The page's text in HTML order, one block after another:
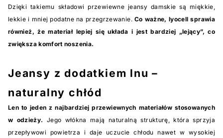
Dzięki takiemu składowi przewiewne jeansy damskie są miękkie,
lekkie i mniej podatne na przegrzewanie. Co ważne, lyocell sprawia
również, że materiał lepiej się układa i jest bardziej „lejący”, co
zwiększa komfort noszenia.
Jeansy z dodatkiem lnu –
naturalny chłód
Len to jeden z najbardziej przewiewnych materiałów stosowanych
w odzieży. Jego włókna mają naturalną strukturę, która sprzyja
przepływowi powietrza i daje uczucie chłodu nawet w wysokiej